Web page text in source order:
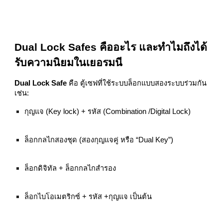
Dual Lock Safes คืออะไร และทำไมถึงได้
รับความนิยมในเยอรมนี
Dual Lock Safe คือ ตู้เซฟที่ใช้ระบบล็อกแบบสองระบบร่วมกัน
เช่น:
กุญแจ (Key lock) + รหัส (Combination /Digital Lock)
ล็อกกลไกสองชุด (สองกุญแจคู่ หรือ “Dual Key”)
ล็อกดิจิทัล + ล็อกกลไกสำรอง
ล็อกไบโอเมตริกซ์ + รหัส +กุญแจ เป็นต้น